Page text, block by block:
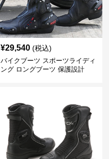
¥29,540 (税込)
バイクブーツ スポーツライディ
ング ロングブーツ 保護設計